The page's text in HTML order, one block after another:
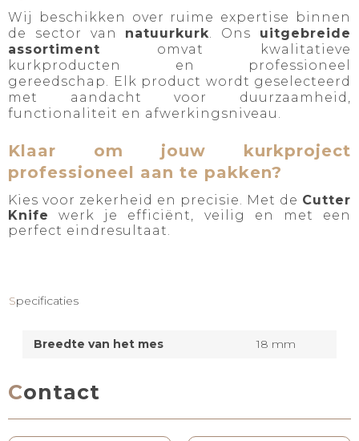
Wij beschikken over ruime expertise binnen
de sector van natuurkurk. Ons uitgebreide
assortiment omvat kwalitatieve
kurkproducten en professioneel
gereedschap. Elk product wordt geselecteerd
met aandacht voor duurzaamheid,
functionaliteit en afwerkingsniveau.
Klaar om jouw kurkproject
professioneel aan te pakken?
Kies voor zekerheid en precisie. Met de Cutter
Knife
werk je efficiënt, veilig en met een
perfect eindresultaat.
Specificaties
Breedte van het mes 18 mm
Contact